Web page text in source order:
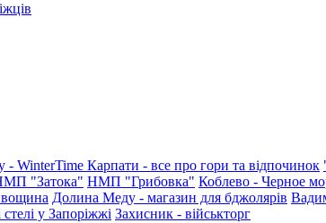
- WinterTime Карпати - все про гори та відпочинок
"Затока" НМП "Грибовка" Коблево - Черное
вощина Долина Меду - магазин для бджолярів
у Запоріжжі Захисник - військторг